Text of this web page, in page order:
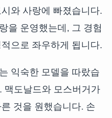
와 사랑에 빠졌습니다.
을 운영했는데, 그 경험
으로 좌우하게 됩니다.
익숙한 모델을 따랐습
맥도날드와 모스버거가
것을 원했습니다. 손